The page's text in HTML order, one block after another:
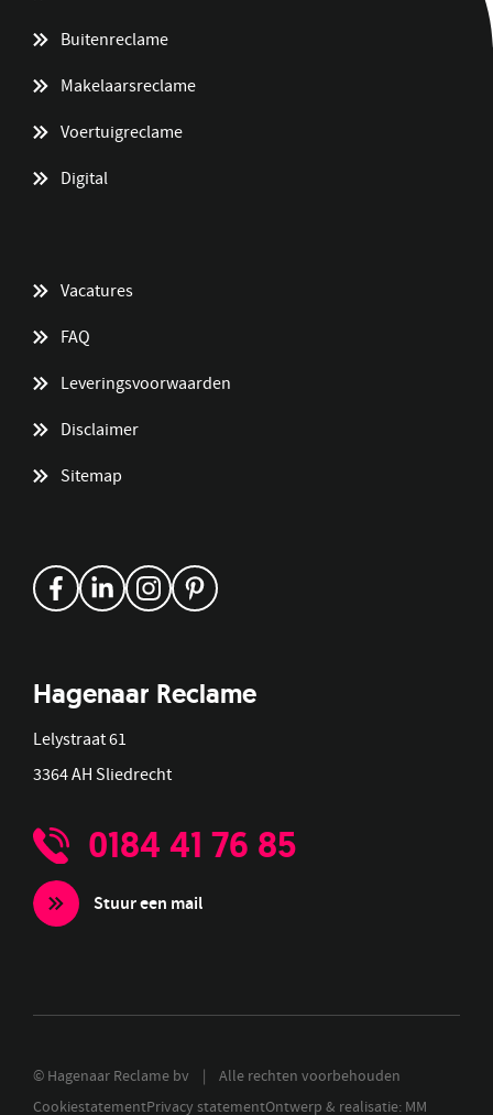
Buitenreclame
Makelaarsreclame
Voertuigreclame
Digital
Vacatures
FAQ
Leveringsvoorwaarden
Disclaimer
Sitemap
Hagenaar Reclame
Lelystraat 61
3364 AH Sliedrecht
0184 41 76 85
Stuur een mail
© Hagenaar Reclame bv | Alle rechten voorbehouden
CookiestatementPrivacy statementOntwerp & realisatie: MM